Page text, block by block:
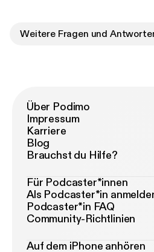
Weitere Fragen und
Über Podimo
Impressum
Karriere
Blog
Brauchst du Hilfe?
Für Podcaster*innen
Als Podcaster*in
Podcaster*in FAQ
Community-Richtlinien
Auf dem iPhone anhören